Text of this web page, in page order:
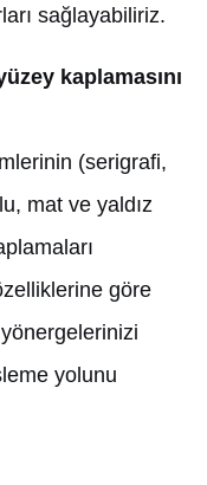
sağlayabiliriz.
kaplamasını
(serigrafi,
mat ve yaldız
göre
yolunu